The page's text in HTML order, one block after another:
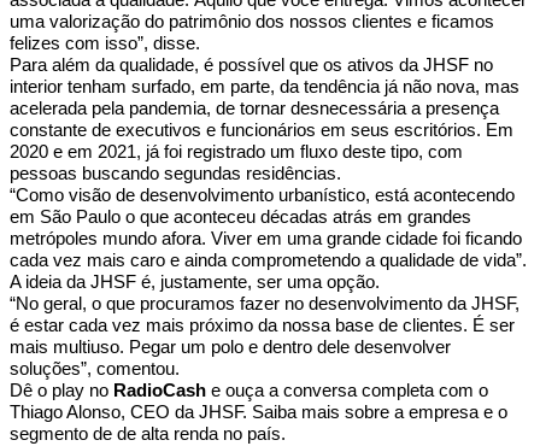
uma valorização do patrimônio dos nossos clientes e ficamos
felizes com isso”, disse.
Para além da qualidade, é possível que os ativos da JHSF no
interior tenham surfado, em parte, da tendência já não nova, mas
acelerada pela pandemia, de tornar desnecessária a presença
constante de executivos e funcionários em seus escritórios. Em
2020 e em 2021, já foi registrado um fluxo deste tipo, com
pessoas buscando segundas residências.
“Como visão de desenvolvimento urbanístico, está acontecendo
em São Paulo o que aconteceu décadas atrás em grandes
metrópoles mundo afora. Viver em uma grande cidade foi ficando
cada vez mais caro e ainda comprometendo a qualidade de vida”.
A ideia da JHSF é, justamente, ser uma opção.
“No geral, o que procuramos fazer no desenvolvimento da JHSF,
é estar cada vez mais próximo da nossa base de clientes. É ser
mais multiuso. Pegar um polo e dentro dele desenvolver
soluções”, comentou.
Dê o play no RadioCash e ouça a conversa completa com o
Thiago Alonso, CEO da JHSF. Saiba mais sobre a empresa e o
segmento de de alta renda no país.